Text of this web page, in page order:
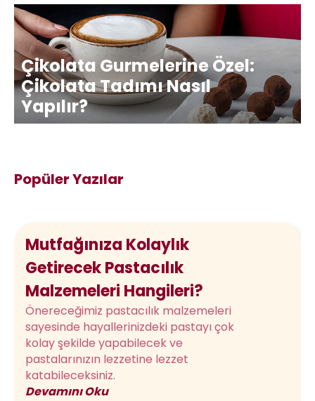
Çikolata Gurmelerine Özel:
Çikolata Tadımı Nasıl
Yapılır?
Popüler Yazılar
Mutfağınıza Kolaylık
Getirecek Pastacılık
Malzemeleri Hangileri?
Önereceğimiz pastacılık malzemeleri
sayesinde hayallerinizdeki pastayı çok
kolay şekilde yapabilecek ve
pastalarınızın lezzetine lezzet
katabileceksiniz.
Devamını Oku